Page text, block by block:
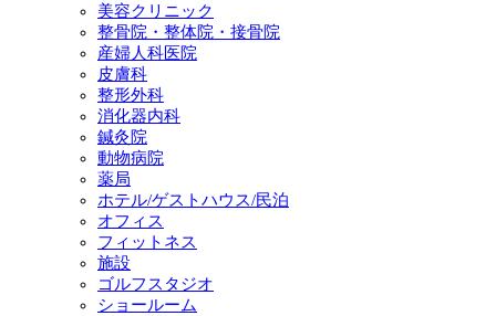
美容クリニック
整骨院・整体院・接骨院
産婦人科医院
皮膚科
整形外科
消化器内科
鍼灸院
動物病院
薬局
ホテル/ゲストハウス/民泊
オフィス
フィットネス
施設
ゴルフスタジオ
ショールーム